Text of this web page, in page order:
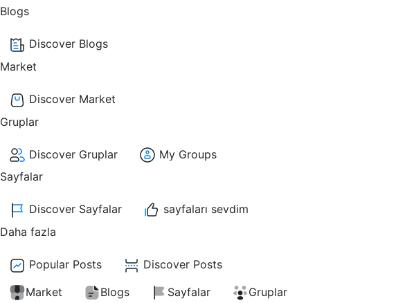
Blogs
Discover Blogs
Market
Discover Market
Gruplar
Discover Gruplar
My Groups
Sayfalar
Discover Sayfalar
sayfaları sevdim
Daha fazla
Popular Posts
Discover Posts
Market
Blogs Sayfalar Gruplar